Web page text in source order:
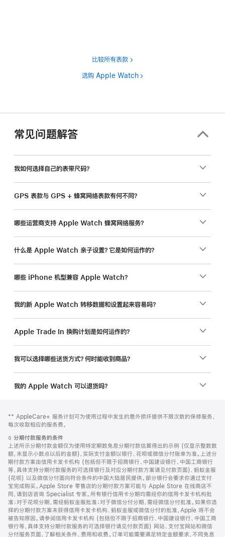
比较所有表款
选购 Apple Watch
常见问题解答
我如何选择自己的表带尺码？
GPS 表款与 GPS + 蜂窝网络表款有何不同？
哪些运营商支持 Apple Watch 蜂窝网络服务？
什么是 Apple Watch 亲子设置？它是如何运作的？
哪些 iPhone 机型兼容 Apple Watch？
我的新 Apple Watch 转移数据和设置起来容易吗？
Apple Trade In 换购计划是如何运作的？
我可以选择哪些送货方式？何时能收到商品？
我的 Apple Watch 可以退货吗？
页
页
脚
脚
注
** AppleCare+ 服务计划可为使用过程中发生的意外损坏提供不限次数的保修服务，
每次收取相应的服务费。
脚
注
◊ 分期付款服务的条件
上述所示分期付款金额仅为使用特定期数免息分期付款估算得出的示例 (仅显示整数数
额，未显示小数点以后的金额)，实际支付金额以银行、花呗或微信分付账单为准。上述分
期付款方案由信用卡发卡机构 (包括但不限于招商银行、中国建设银行、中国工商银行
等，具体支持分期付款服务的可选择银行及对应分期付款方案请见付款页面)、蚂蚁金服
(花呗) 以及微信分付面向符合条件的中国大陆居民提供。部分银行会要求你通过支付
宝完成购买。Apple Store 零售店的分期付款方案可能与 Apple Store 在线商店不
同，请到店咨询 Specialist 专家。所有银行信用卡分期均需经你的信用卡发卡机构批
准；对于花呗分期，需经蚂蚁金服批准；对于微信分付分期，需经微信分付批准。如果你选
择的分期付款方案未获得信用卡发卡机构、蚂蚁金服或微信分付的批准，Apple 将不会
被告知原因。请参阅信用卡发卡机构 (包括但不限于招商银行、中国建设银行、中国工商
银行等，具体支持分期付款服务的可选择银行请见付款页面) 网站、支付宝网站和微信
分付服务页面，了解相关条件、费用和收费。订单可能需要满足特定金额要求，不同免息